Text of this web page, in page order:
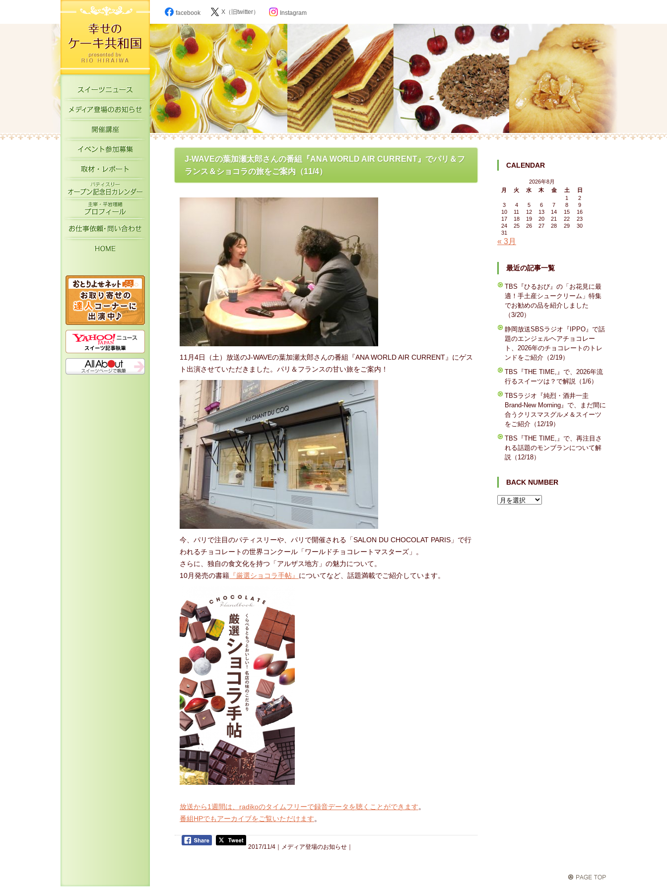
スイーツニュース
メディア登場のお知らせ
開催講座
イベント参加募集
パティスリーオープン記念日カレンダー
facebook X（旧twitter） Instagram
J-WAVEの葉加瀬太郎さんの番組『ANA WORLD AIR CURRENT』でパリ＆フ
ランス＆ショコラの旅をご案内（11/4）
11月4日（土）放送のJ-WAVEの葉加瀬太郎さんの番組『ANA WORLD AIR CURRENT』にゲス
ト出演させていただきました。パリ＆フランスの甘い旅をご案内！
今、パリで注目のパティスリーや、パリで開催される「SALON DU CHOCOLAT PARIS」で行
われるチョコレートの世界コンクール「ワールドチョコレートマスターズ」。
さらに、独自の食文化を持つ「アルザス地方」の魅力について。
10月発売の書籍 『厳選ショコラ手帖』 についてなど、話題満載でご紹介しています。
放送から1週間は、radikoのタイムフリーで録音データを聴くことができます。
番組HPでもアーカイブをご覧いただけます。
2017/11/4｜ メディア登場のお知らせ
CALENDAR
2026年8月
月
火 水 木 金 土
日
1
2
3
4 5 6 7 8
9
10
11 12 13 14 15
16
17
18 19 20 21 22
23
24
25 26 27 28 29
30
31
« 3月
最近の記事一覧
TBS『ひるおび』の「お花見に最
適！手土産シュークリーム」特集
でお勧めの品を紹介しました
（3/20）
静岡放送SBSラジオ『IPPO』で話
題のエンジェルヘアチョコレー
ト、2026年のチョコレートのトレ
ンドをご紹介（2/19）
TBS『THE TIME,』で、2026年流
行るスイーツは？で解説（1/6）
TBSラジオ『純烈・酒井一圭
Brand-New Morning』で、まだ間に
合うクリスマスグルメ＆スイーツ
をご紹介（12/19）
TBS『THE TIME,』で、再注目さ
れる話題のモンブランについて解
説（12/18）
BACK NUMBER